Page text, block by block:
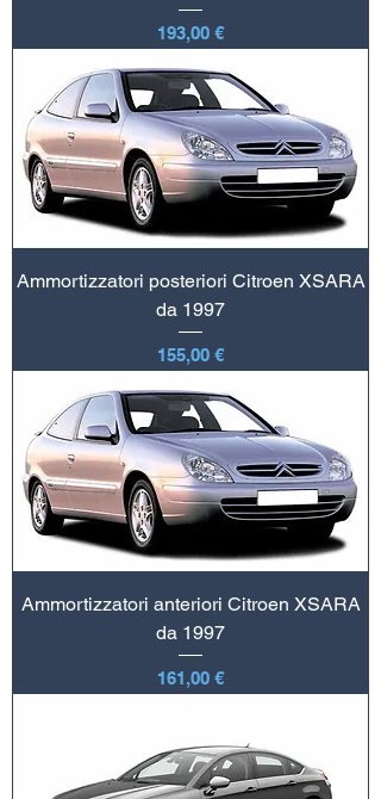
Prezzo
193,00 €
Ammortizzatori posteriori Citroen XSARA
da 1997
Prezzo
155,00 €
Ammortizzatori anteriori Citroen XSARA
da 1997
Prezzo
161,00 €